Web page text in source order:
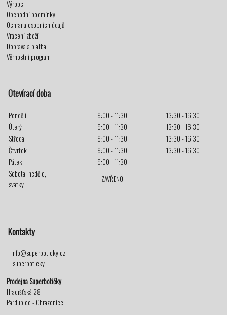
Výrobci
Obchodní podmínky
Ochrana osobních údajů
Vrácení zboží
Doprava a platba
Věrnostní program
Otevírací doba
Pondělí 9:00 - 11:30
13:30 - 16:30
Úterý
9:00 - 11:30
13:30 - 16:30
Středa
9:00 - 11:30
13:30 - 16:30
Čtvrtek
9:00 - 11:30
13:30 - 16:30
Pátek
9:00 - 11:30
Sobota, neděle,
svátky
ZAVŘENO
Kontakty
info@superboticky.cz
superboticky
Prodejna Superbotičky
Hradišťská 28
Pardubice - Ohrazenice